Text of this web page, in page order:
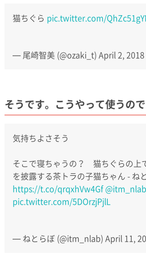
猫ちぐら pic.twitter.com/
— 尾崎智美 (@ozaki_t) April 2, 2018
そうです。こうやって使うので
気持ちよさそう
そこで寝ちゃうの？ 猫ちぐらの上
を披露する茶トラの子猫ちゃん - ね
https://t.co/qrqxhVw4Gf @itm_nlab
pic.twitter.com/5DOrzjPjlL
— ねとらぼ (@itm_nlab) April 11,